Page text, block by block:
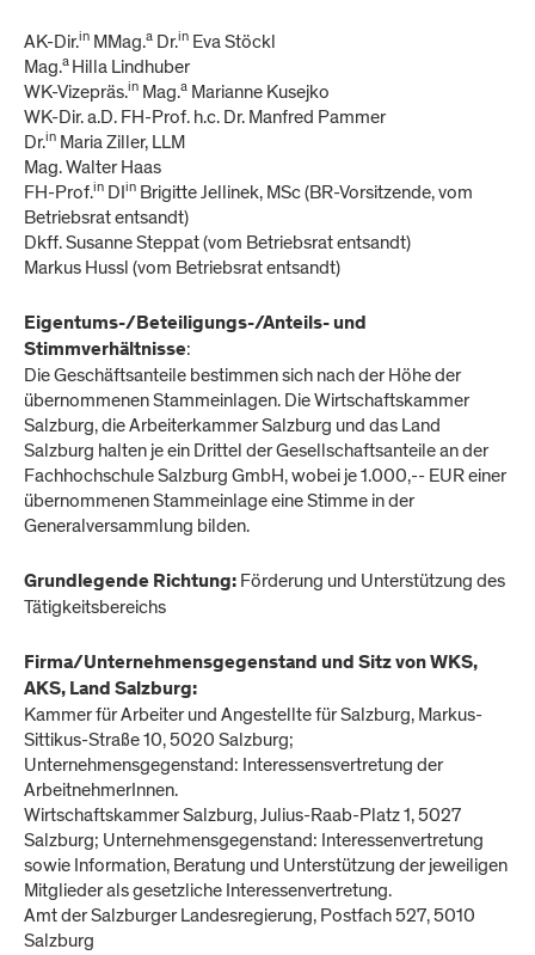
AK-Dir.in MMag.a Dr.in Eva Stöckl
Mag.aHilla Lindhuber
WK-Vizepräs.in Mag.a Marianne Kusejko
WK-Dir. a.D. FH-Prof. h.c. Dr. Manfred Pammer
Dr.in Maria Ziller, LLM
Mag. Walter Haas
FH-Prof.in DIin Brigitte Jellinek, MSc (BR-Vorsitzende, vom
Betriebsrat entsandt)
Dkff. Susanne Steppat (vom Betriebsrat entsandt)
Markus Hussl (vom Betriebsrat entsandt)
Eigentums-/Beteiligungs-/Anteils- und
Stimmverhältnisse:
Die Geschäftsanteile bestimmen sich nach der Höhe der
übernommenen Stammeinlagen. Die Wirtschaftskammer
Salzburg, die Arbeiterkammer Salzburg und das Land
Salzburg halten je ein Drittel der Gesellschaftsanteile an der
Fachhochschule Salzburg GmbH, wobei je 1.000,-- EUR einer
übernommenen Stammeinlage eine Stimme in der
Generalversammlung bilden.
Grundlegende Richtung: Förderung und Unterstützung des
Tätigkeitsbereichs
Firma/Unternehmensgegenstand und Sitz von WKS,
AKS, Land Salzburg:
Kammer für Arbeiter und Angestellte für Salzburg, Markus-
Sittikus-Straße 10, 5020 Salzburg;
Unternehmensgegenstand: Interessensvertretung der
ArbeitnehmerInnen.
Wirtschaftskammer Salzburg, Julius-Raab-Platz 1, 5027
Salzburg; Unternehmensgegenstand: Interessenvertretung
sowie Information, Beratung und Unterstützung der jeweiligen
Mitglieder als gesetzliche Interessenvertretung.
Amt der Salzburger Landesregierung, Postfach 527, 5010
Salzburg